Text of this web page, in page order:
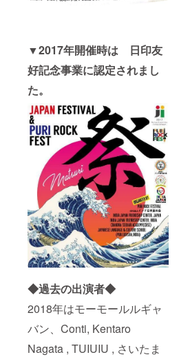
▼2017年開催時は 日印友
好記念事業に認定されまし
た。
◆過去の出演者◆
2018年はモーモールルギャ
バン、Conti, Kentaro
Nagata , TUIUIU , さいたま